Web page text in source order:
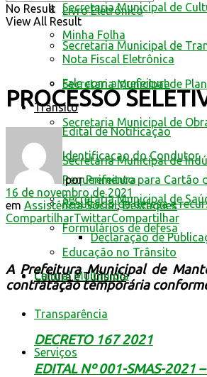
Livro Eletrônico
Minha Folha
Nota Fiscal Eletrônica
Fale com a prefeitura
Trânsito
Edital de Notificação
Identificacao do Condutor
Requerimento para Cartão
Resultado de defesa e
Formulários de defesa
Educação no Trânsito
Cultura e Turismo
Secretaria Municipal de
Secretaria Municipal de
Secretaria Municipal de
Secretaria Municipal de
Secretaria Municipal de
Secretaria Municipal de
Declaração de
Central Multimídia
Transparência
Serviços
No Result
View All Result
PROCESSO
por Prefeitura
16 de novembro de 2021
em Assistência Social,Destaques
CompartilharTwittarCompartilhar
A Prefeitura Municipal de
contratação temporária
DECRETO 167 2021
EDITAL Nº 001-SMAS-2021